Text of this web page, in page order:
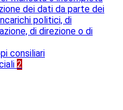
dei dati da parte dei
politici, di
di direzione o di
consiliari
2